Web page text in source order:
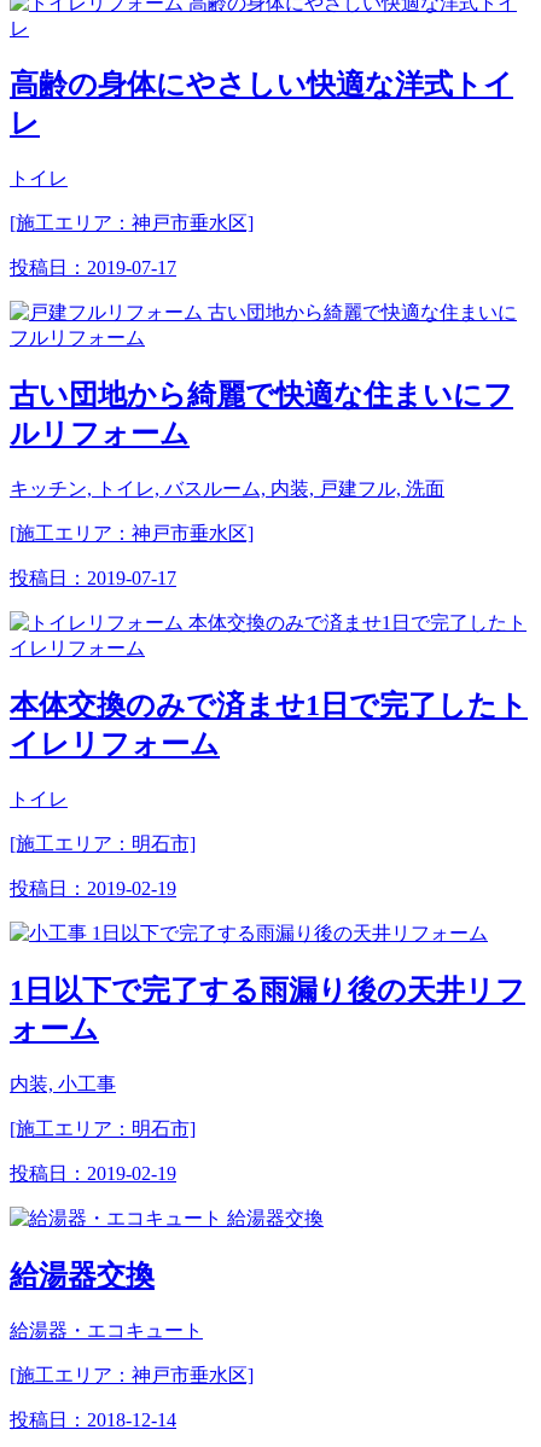
高齢の身体にやさしい快適な洋式トイ
レ
トイレ
[施工エリア：神戸市垂水区]
投稿日： 2019-07-17
古い団地から綺麗で快適な住まいにフ
ルリフォーム
キッチン, トイレ, バスルーム, 内装, 戸建フル, 洗面
[施工エリア：神戸市垂水区]
投稿日： 2019-07-17
本体交換のみで済ませ1日で完了したト
イレリフォーム
トイレ
[施工エリア：明石市]
投稿日： 2019-02-19
1日以下で完了する雨漏り後の天井リフ
ォーム
内装, 小工事
[施工エリア：明石市]
投稿日： 2019-02-19
給湯器交換
給湯器・エコキュート
[施工エリア：神戸市垂水区]
投稿日： 2018-12-14